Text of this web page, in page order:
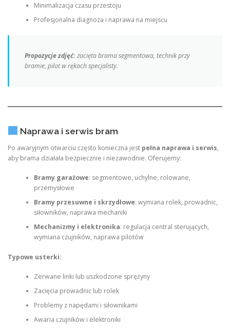
Minimalizacja czasu przestoju
Profesjonalna diagnoza i naprawa na miejscu
Propozycje zdjęć:zacięta brama segmentowa, technik przy
bramie, pilot w rękach specjalisty.
Naprawa i serwis bram
Po awaryjnym otwarciu często konieczna jest pełna naprawa i serwis,
aby brama działała bezpiecznie i niezawodnie. Oferujemy:
Bramy garażowe: segmentowe, uchylne, rolowane,
przemysłowe
Bramy przesuwne i skrzydłowe: wymiana rolek, prowadnic,
siłowników, naprawa mechaniki
Mechanizmy i elektronika: regulacja central sterujących,
wymiana czujników, naprawa pilotów
Typowe usterki:
Zerwane linki lub uszkodzone sprężyny
Zacięcia prowadnic lub rolek
Problemy z napędami i siłownikami
Awaria czujników i elektroniki